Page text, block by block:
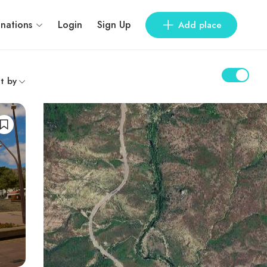
Login Sign Up Add place
by